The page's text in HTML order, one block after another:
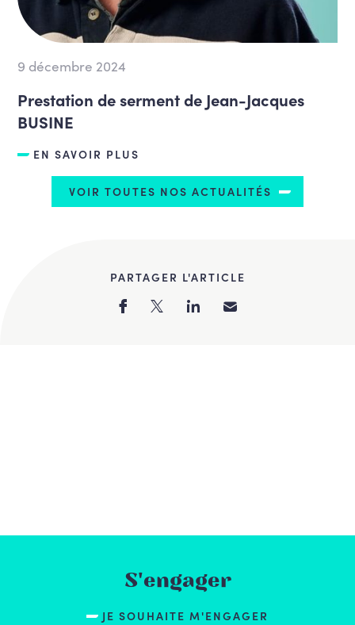
9 décembre 2024
Prestation de serment de Jean-Jacques
BUSINE
EN SAVOIR PLUS
VOIR TOUTES NOS ACTUALITÉS
PARTAGER L'ARTICLE
S'engager
JE SOUHAITE M'ENGAGER